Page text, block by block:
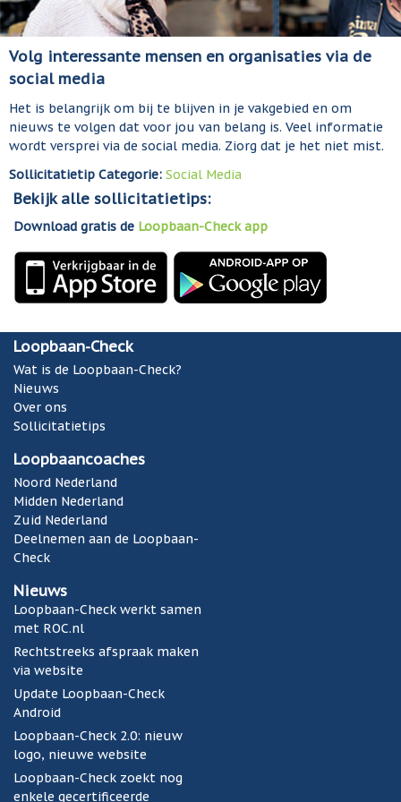
Volg interessante mensen en organisaties via de
social media
Het is belangrijk om bij te blijven in je vakgebied en om
nieuws te volgen dat voor jou van belang is. Veel informatie
wordt versprei via de social media. Ziorg dat je het niet mist.
Sollicitatietip Categorie: Social Media
Bekijk alle sollicitatietips:
Download gratis de Loopbaan-Check app
Loopbaan-Check
Wat is de Loopbaan-Check?
Nieuws
Over ons
Sollicitatietips
Loopbaancoaches
Noord Nederland
Midden Nederland
Zuid Nederland
Deelnemen aan de Loopbaan-
Check
Nieuws
Loopbaan-Check werkt samen
met ROC.nl
Rechtstreeks afspraak maken
via website
Update Loopbaan-Check
Android
Loopbaan-Check 2.0: nieuw
logo, nieuwe website
Loopbaan-Check zoekt nog
enkele gecertificeerde